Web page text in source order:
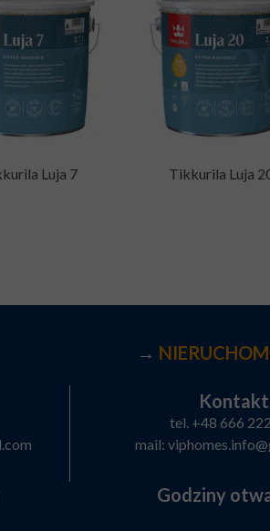
Luja 7 Tikkurila Luja
Kontakt
tel. +48 666
mail:
Godziny
→